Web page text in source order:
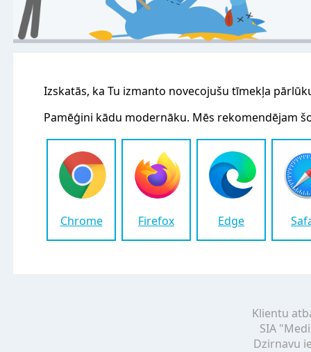
Izskatās, ka Tu izmanto novecojušu tīmekļa
Pamēģini kādu modernāku. Mēs rekomendējam
Chrome Firefox Edge
Klientu
SIA
Dzirnavu